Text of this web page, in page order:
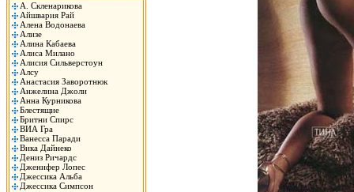
А. Скленарикова
Айшвария Рай
Алена Водонаева
Ализе
Алина Кабаева
Алиса Милано
Алисия Сильверстоун
Алсу
Анастасия Заворотнюк
Анжелина Джоли
Анна Курникова
Блестящие
Бритни Спирс
ВИА Гра
Ванесса Паради
Вика Дайнеко
Дениз Ричардс
Дженифер Лопес
Джессика Альба
Джессика Симпсон